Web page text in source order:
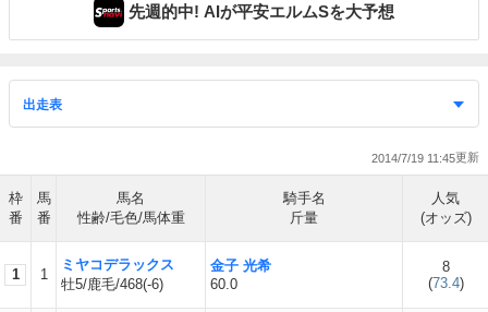
先週的中! AIが平安エルムSを大予想
2014/7/19 11:45
枠
番
馬
番
馬名
性齢/毛色/馬体重
騎手名
斤量
人気
(オッズ)
1 1
ミヤコデラックス
牡5/鹿毛/468(-6)
金子 光希
60.0
8
(73.4)